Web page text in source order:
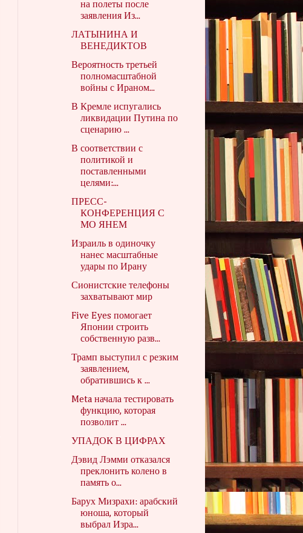
на полеты после
заявления Из...
ЛАТЫНИНА И
ВЕНЕДИКТОВ
Вероятность третьей
полномасштабной
войны с Ираном...
В Кремле испугались
ликвидации Путина по
сценарию ...
В соответствии с
политикой и
поставленными
целями:...
ПРЕСС-
КОНФЕРЕНЦИЯ С
МО ЯНЕМ
Израиль в одиночку
нанес масштабные
удары по Ирану
Сионистские телефоны
захватывают мир
Five Eyes помогает
Японии строить
собственную разв...
Трамп выступил с резким
заявлением,
обратившись к ...
Meta начала тестировать
функцию, которая
позволит ...
УПАДОК В ЦИФРАХ
Дэвид Лэмми отказался
преклонить колено в
память о...
Барух Мизрахи: арабский
юноша, который
выбрал Изра...